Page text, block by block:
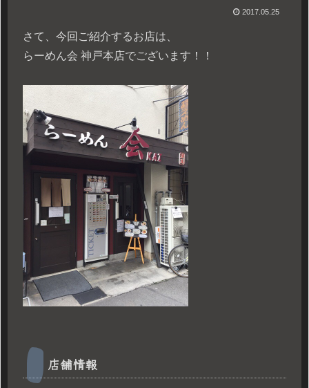
2017.05.25
さて、今回ご紹介するお店は、
らーめん会 神戸本店でございます！！
店舗情報